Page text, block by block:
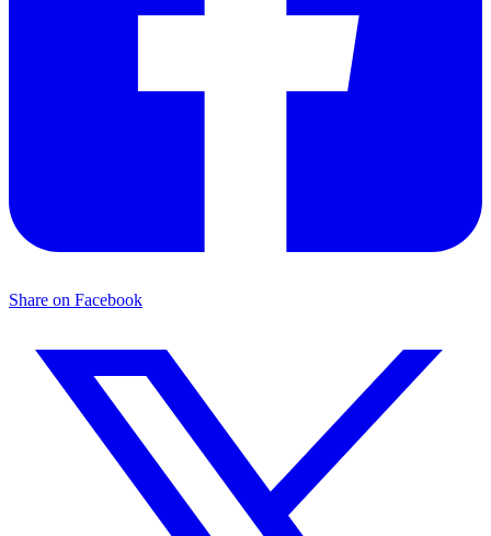
Share on Facebook